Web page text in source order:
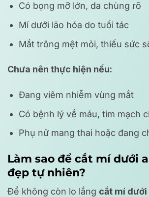
Có bọng mỡ lớn, da chùng rõ
Mí dưới lão hóa do tuổi tác
Mắt trông mệt mỏi, thiếu sức
Chưa nên thực hiện nếu:
Đang viêm nhiễm vùng mắt
Có bệnh lý về máu, tim mạch
Phụ nữ mang thai hoặc đang
Làm sao để cắt mí dưới
đẹp tự nhiên?
Để không còn lo lắng cắt mí dưới